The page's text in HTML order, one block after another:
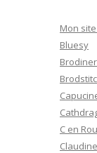
Mon
Bluesy
C en